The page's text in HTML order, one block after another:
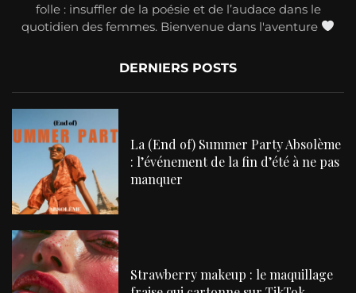
folle : insuffler de la poésie et de l’audace dans le
quotidien des femmes. Bienvenue dans l'aventure
DERNIERS POSTS
La (End of) Summer Party Absolème
: l’événement de la fin d’été à ne pas
manquer
Strawberry makeup : le maquillage